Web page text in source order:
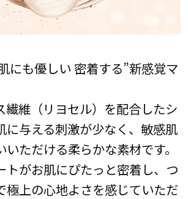
にも優しい 密着する”新感覚マ
繊維（リヨセル）を配合したシ
に与える刺激が少なく、敏感肌
ただける柔らかな素材です。
トがお肌にぴたっと密着し、つ
極上の心地よさを感じていただ